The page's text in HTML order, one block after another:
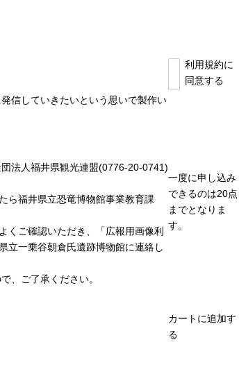
信していきたいという思いで製作い
法人福井県観光連盟(0776-20-0741)
ら福井県立恐竜博物館事業教育課
くご確認いただき、「広報用画像利
立一乗谷朝倉氏遺跡博物館に連絡し
、ご了承ください。
利用規約に
同意する
一度に申し込み
できるのは20点
までとなりま
す。
カートに追加す
る